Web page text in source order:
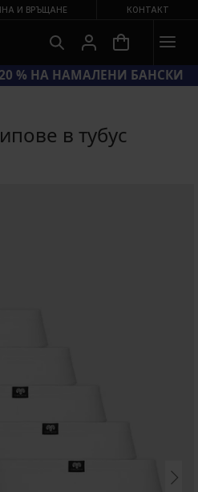
И ВРЪЩАНЕ КОНТАКТ
% НА НАМАЛЕНИ БАНСКИ
в тубус